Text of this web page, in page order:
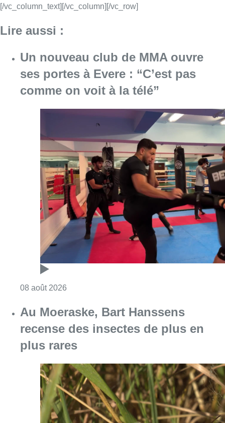
08 août 2026Consulter l'article "Un nouveau club de
Au Moeraske, Bart Hanssens
recense des insectes de plus en
plus rares
08 août 2026Consulter l'article "Au Moeraske, Bart